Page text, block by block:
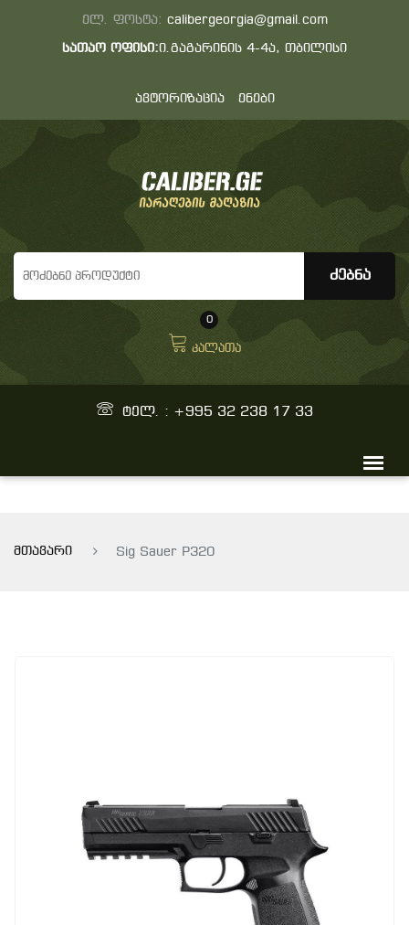
ელ. ფოსტა: calibergeorgia@gmail.com
სათაო ოფისი:ი.გაგარინის 4-4ა, თბილისი
ავტორიზაცია ენები
0
კალათა
ტელ. : +995 32 238 17 33
მთავარი Sig Sauer P320